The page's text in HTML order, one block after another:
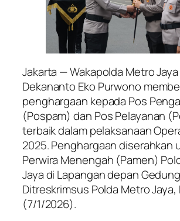
Jakarta — Wakapolda Metro
Dekananto Eko Purwono
penghargaan kepada Pos
(Pospam) dan Pos Pelayanan
terbaik dalam pelaksanaan
2025. Penghargaan diserahkan
Perwira Menengah (Pamen)
Jaya di Lapangan depan Gedung
Ditreskrimsus Polda Metro Jaya,
(7/1/2026).